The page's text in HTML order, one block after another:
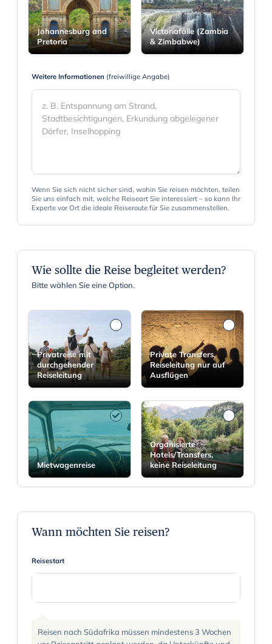
Johannesburg and
Pretoria
Victoriafälle (Zambia
& Zimbabwe)
Weitere Informationen (freiwillige Angabe)
Wenn Sie sich nicht sicher sind, wohin Sie reisen möchten, teilen
Sie uns einfach mit, welche Reiseart Sie interessiert – so kann Ihr
Experte vor Ort die ideale Reiseroute für Sie zusammenstellen.
Wie sollte die Reise begleitet werden?
Bitte wählen Sie eine Option.
Privatreise mit
durchgehender
Reiseleitung
Private Transfers,
Reiseleitung nur auf
Ausflügen
Mietwagenreise
Organisierte
Hotels/Transfers,
keine Reiseleitung
Wann möchten Sie reisen?
Reisestart
Reisen nach Südafrika müssen mindestens 3 Wochen